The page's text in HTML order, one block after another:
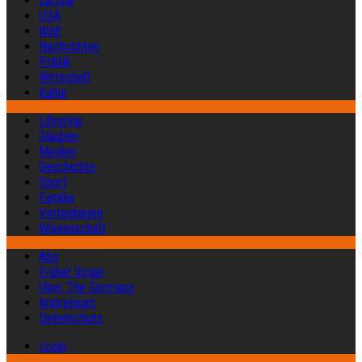
USA
Welt
Nachrichten
Politik
Wirtschaft
Kultur
Lifestyle
Glauben
Medien
Geschichte
Sport
Familie
Verteidigung
Wissenschaft
Abo
Früher Vogel
Über The Germanz
Impressum
Datenschutz
Login